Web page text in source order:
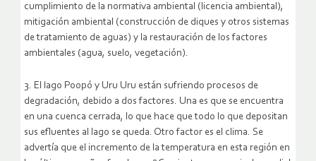
cumplimiento de la normativa ambiental (licencia ambiental),
mitigación ambiental (construcción de diques y otros sistemas
de tratamiento de aguas) y la restauración de los factores
ambientales (agua, suelo, vegetación).
3. El lago Poopó y Uru Uru están sufriendo procesos de
degradación, debido a dos factores. Una es que se encuentra
en una cuenca cerrada, lo que hace que todo lo que depositan
sus efluentes al lago se queda. Otro factor es el clima. Se
advertía que el incremento de la temperatura en esta región en